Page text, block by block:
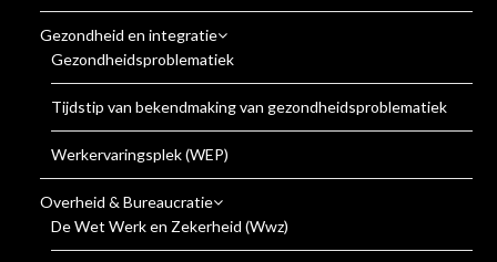
Gezondheid en integratie
Gezondheidsproblematiek
Tijdstip van bekendmaking van gezondheidsproblematiek
Werkervaringsplek (WEP)
Overheid & Bureaucratie
De Wet Werk en Zekerheid (Wwz)